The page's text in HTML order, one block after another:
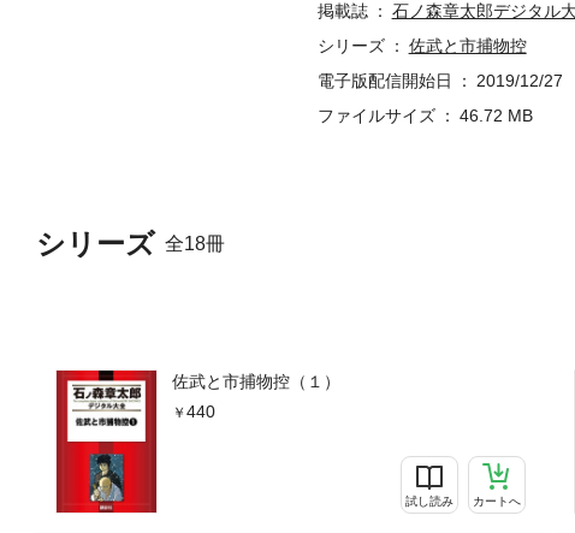
シリーズ 全18冊
佐武と市捕物控（１）
440
試し読み カートへ
掲載誌
石ノ森章太郎デジタル
シリーズ
佐武と市捕物控
電子版配信開始日
2019/12/27
ファイルサイズ
46.72 MB